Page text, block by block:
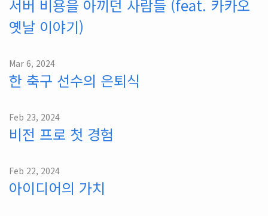
서버 비용을 아끼던 사람들 (feat. 카카오
옛날 이야기)
Mar 6, 2024
한 축구 선수의 은퇴식
Feb 23, 2024
비전 프로 첫 경험
Feb 22, 2024
아이디어의 가치